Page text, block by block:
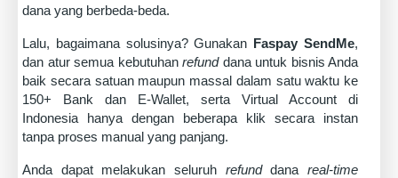
dana yang berbeda-beda.
Lalu, bagaimana solusinya?Gunakan Faspay SendMe,
dan atur semua kebutuhan refunddana untuk bisnis Anda
baik secara satuan maupun massal dalam satu waktu ke
150+ Bank dan E-Wallet, serta Virtual Account di
Indonesia hanya dengan beberapa klik secara instan
tanpa proses manual yang panjang.
Anda dapat melakukan seluruh refunddanareal-time